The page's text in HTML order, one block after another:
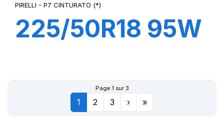
PIRELLI - P7 CINTURATO (*)
225/50R18 95W
CINTURATO (*)
Page 1 sur 3
1 2 3 › »